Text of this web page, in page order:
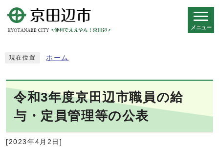
メニュー
現在位置 ホーム
令和3年度京田辺市職員の給
与・定員管理等の公表
[2023年4月2日]